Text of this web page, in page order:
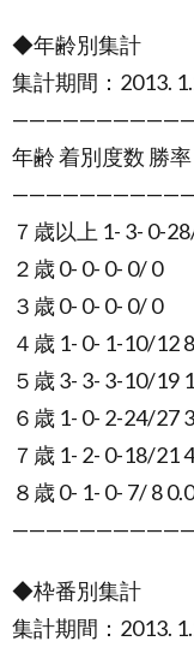
◆年齢別集計
集計期間：2013.
年齢 着別度数 勝
７歳以上 1- 3- 0-
２歳 0- 0- 0- 0/ 0
３歳 0- 0- 0- 0/ 0
４歳 1- 0- 1-10/12
５歳 3- 3- 3-10/19
６歳 1- 0- 2-24/27
７歳 1- 2- 0-18/21
８歳 0- 1- 0- 7/ 8
◆枠番別集計
集計期間：2013.